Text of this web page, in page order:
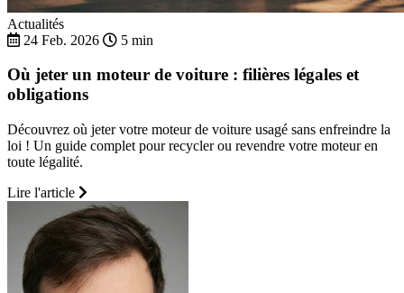
Actualités
24 Feb. 2026
5 min
Où jeter un moteur de voiture : filières légales et
obligations
Découvrez où jeter votre moteur de voiture usagé sans enfreindre la
loi ! Un guide complet pour recycler ou revendre votre moteur en
toute légalité.
Lire l'article